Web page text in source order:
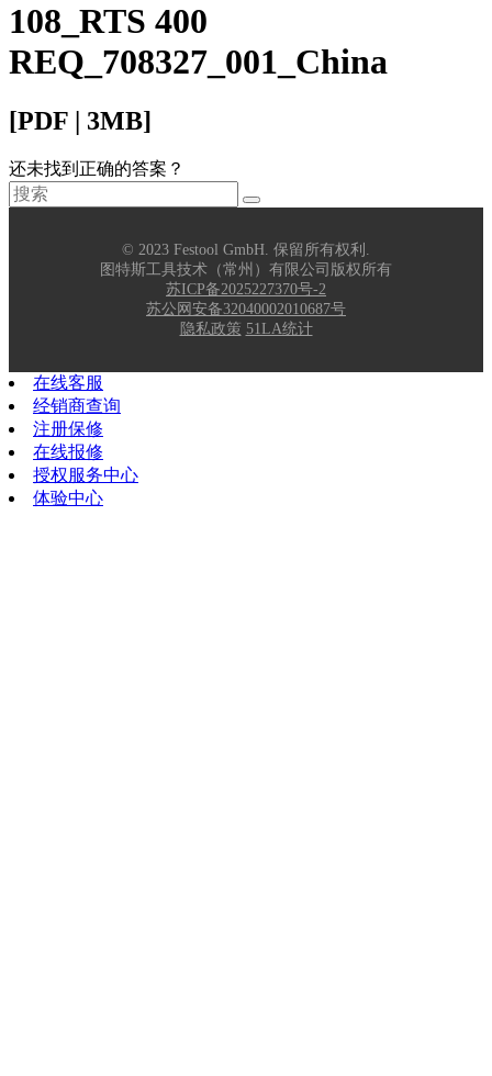
108_RTS 400
REQ_708327_001_China
[PDF | 3MB]
还未找到正确的答案？
© 2023 Festool GmbH. 保留所有权利.
图特斯工具技术（常州）有限公司版权所有
苏ICP备2025227370号-2
苏公网安备32040002010687号
隐私政策 51LA统计
在线客服
经销商查询
注册保修
在线报修
授权服务中心
体验中心